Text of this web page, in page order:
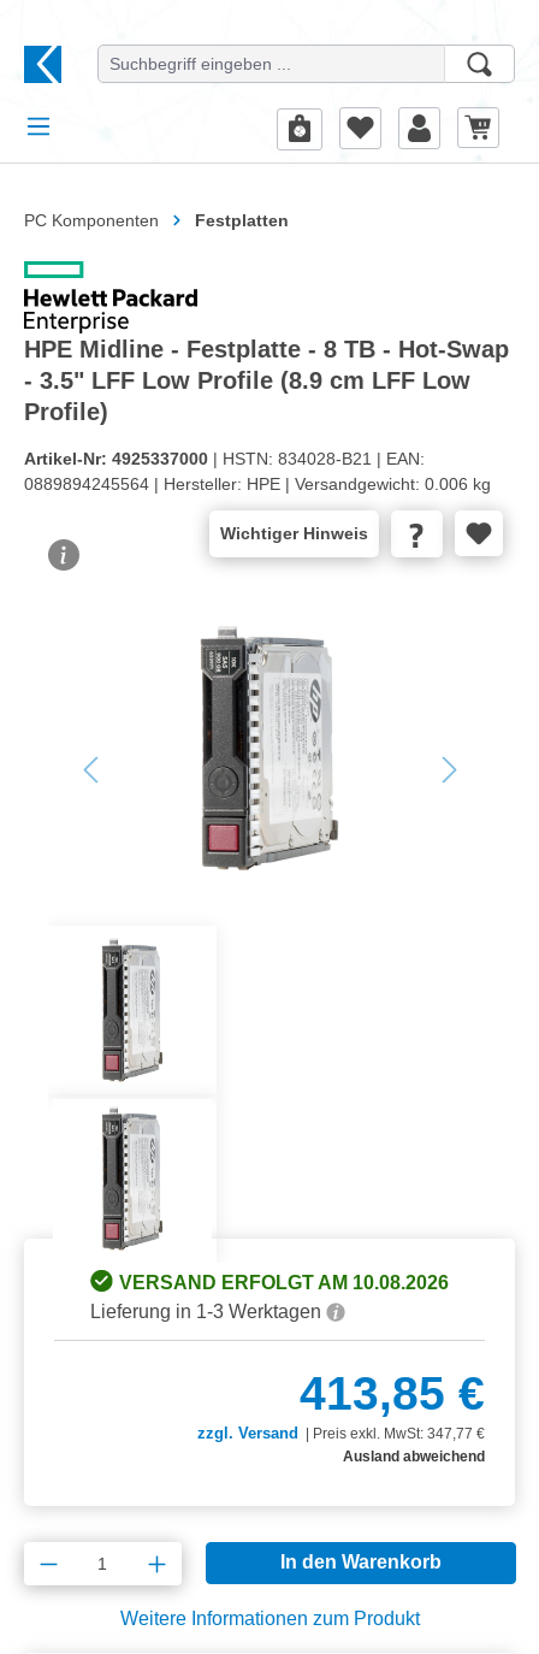
PC Komponenten Festplatten
HPE Midline - Festplatte - 8 TB - Hot-Swap
- 3.5" LFF Low Profile (8.9 cm LFF Low
Profile)
Artikel-Nr: 4925337000 | HSTN: 834028-B21 | EAN:
0889894245564 | Hersteller: HPE | Versandgewicht: 0.006 kg
Wichtiger Hinweis
VERSAND ERFOLGT AM 10.08.2026
Lieferung in 1-3 Werktagen
413,85 €
zzgl. Versand | Preis exkl. MwSt: 347,77 €
Ausland abweichend
Produkt Anzahl: Gib den gewünschten
In den Warenkorb
Weitere Informationen zum Produkt